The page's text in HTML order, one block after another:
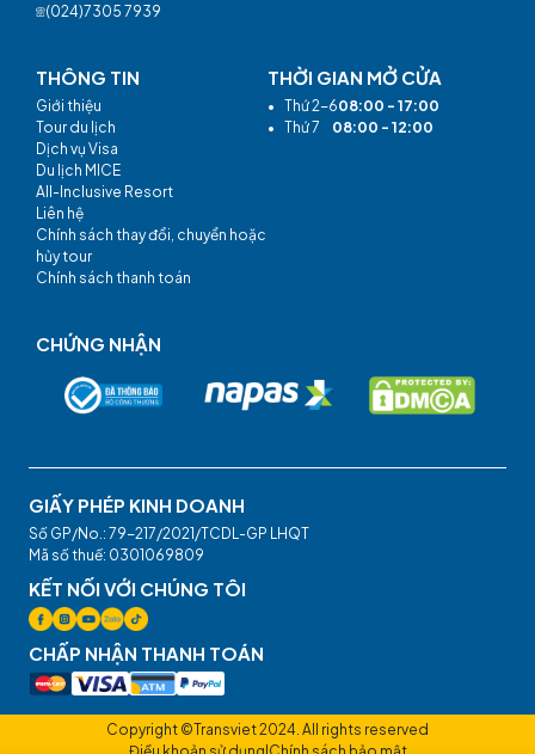
(024)7305 7939
THÔNG TIN
Giới thiệu
Tour du lịch
Dịch vụ Visa
Du lịch MICE
All-Inclusive Resort
Liên hệ
Chính sách thay đổi, chuyển hoặc
hủy tour
Chính sách thanh toán
THỜI GIAN MỞ CỬA
• Thứ 2-608:00 - 17:00
• Thứ 7 08:00 - 12:00
CHỨNG NHẬN
GIẤY PHÉP KINH DOANH
Số GP/No.: 79-217/2021/TCDL-GP LHQT
Mã số thuế: 0301069809
KẾT NỐI VỚI CHÚNG TÔI
CHẤP NHẬN THANH TOÁN
Copyright ©Transviet 2024. All rights reserved